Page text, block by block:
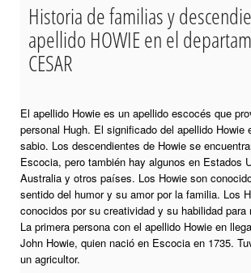
Historia de familias y
apellido HOWIE en el
CESAR
El apellido Howie es un apellido escocés que
personal Hugh. El significado del apellido Howie
sabio. Los descendientes de Howie se
Escocia, pero también hay algunos en Estados
Australia y otros países. Los Howie son
sentido del humor y su amor por la familia. Los
conocidos por su creatividad y su habilidad para
La primera persona con el apellido Howie en
John Howie, quien nació en Escocia en 1735.
un agricultor.